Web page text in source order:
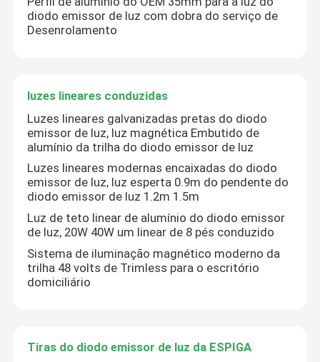
Luzes de tira espertas do diodo emissor de luz
Perfil circular do diodo emissor de luz
Perfil suspendido do diodo emissor de luz
luzes lineares conduzidas
Tiras do diodo emissor de luz da ESPIGA
Diodo emissor de luz Flex Light de néon
diodo emissor de luz com dobra do serviço de
Desenrolamento
luzes lineares conduzidas
Luzes lineares galvanizadas pretas do diodo
emissor de luz, luz magnética Embutido de
alumínio da trilha do diodo emissor de luz
Luzes lineares modernas encaixadas do diodo
emissor de luz, luz esperta 0.9m do pendente do
diodo emissor de luz 1.2m 1.5m
Luz de teto linear de alumínio do diodo emissor
de luz, 20W 40W um linear de 8 pés conduzido
Sistema de iluminação magnético moderno da
trilha 48 volts de Trimless para o escritório
domiciliário
Tiras do diodo emissor de luz da ESPIGA